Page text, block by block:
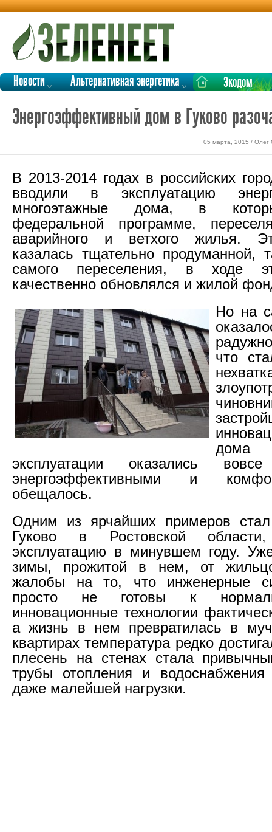
Новости Альтернативная энергетика Экодом
Энергоэффективный дом в Гуково
05 марта, 2015 / Олег
В 2013-2014 годах в российских
вводили в эксплуатацию
многоэтажные дома, в
федеральной программе,
аварийного и ветхого жилья.
казалась тщательно продуманной,
самого переселения, в ходе
качественно обновлялся и жилой
Но на
что
эксплуатации оказались
энергоэффективными и
обещалось.
Одним из ярчайших примеров
Гуково в Ростовской
эксплуатацию в минувшем году.
зимы, прожитой в нем, от
жалобы на то, что инженерные
просто не готовы к
инновационные технологии
а жизнь в нем превратилась в
квартирах температура редко
плесень на стенах стала
трубы отопления и
даже малейшей нагрузки.